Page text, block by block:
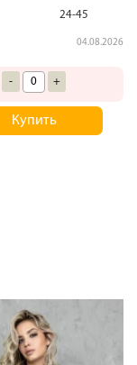
24-45
04.08.2026
- +
Купить